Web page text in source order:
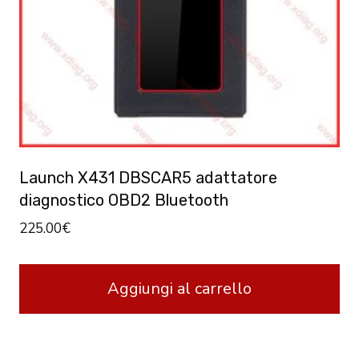
Launch X431 DBSCAR5 adattatore
diagnostico OBD2 Bluetooth
225.00€
Aggiungi al carrello